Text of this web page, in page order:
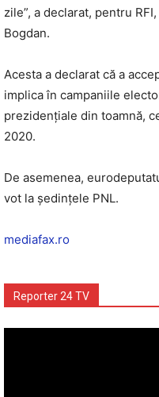
zile”, a declarat, pentru
Bogdan.
Acesta a declarat că a
implica în campaniile
prezidenţiale din toamnă,
2020.
De asemenea,
vot la şedinţele PNL.
mediafax.ro
Reporter 24 TV